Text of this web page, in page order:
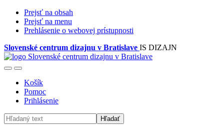
Prejsť na obsah
Prejsť na menu
Prehlásenie o webovej prístupnosti
Slovenské centrum dizajnu v Bratislave IS DIZAJN
Košík
Pomoc
Prihlásenie
Hľadať